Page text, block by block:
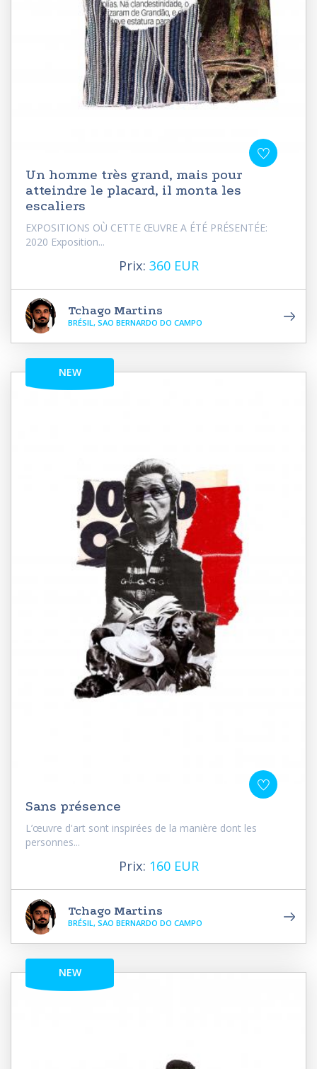
Un homme très grand, mais pour
atteindre le placard, il monta les
escaliers
EXPOSITIONS OÙ CETTE ŒUVRE A ÉTÉ PRÉSENTÉE:
2020 Exposition...
Prix: 360 EUR
Tchago Martins
BRÉSIL, SAO BERNARDO DO CAMPO
NEW
Sans présence
L’œuvre d'art sont inspirées de la manière dont les
personnes...
Prix: 160 EUR
Tchago Martins
BRÉSIL, SAO BERNARDO DO CAMPO
NEW